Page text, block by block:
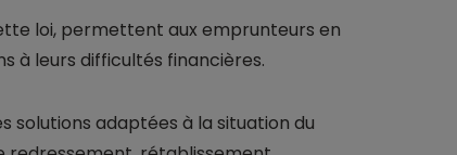
loi, permettent aux emprunteurs en
à leurs difficultés financières.
solutions adaptées à la situation du